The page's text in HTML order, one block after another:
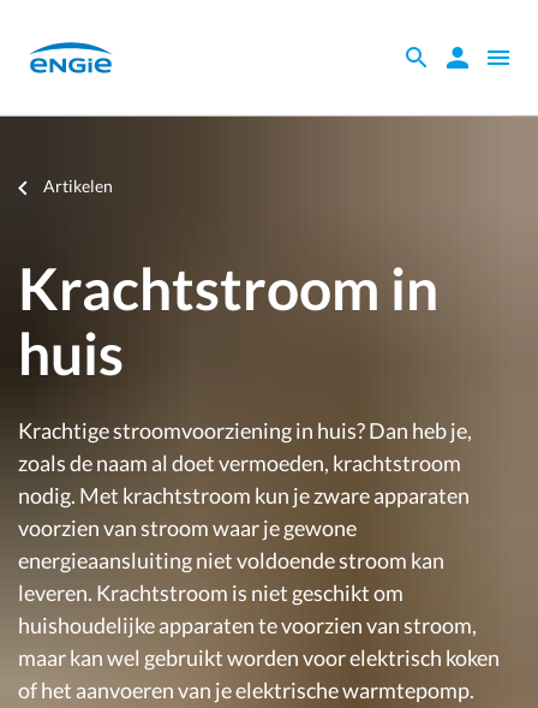
mainZoeken
de
Zoeken
Open
Je
Artikelen
Krachtstroom in
huis
Krachtige stroomvoorziening in huis? Dan heb je,
zoals de naam al doet vermoeden, krachtstroom
nodig. Met krachtstroom kun je zware apparaten
voorzien van stroom waar je gewone
energieaansluiting niet voldoende stroom kan
leveren. Krachtstroom is niet geschikt om
huishoudelijke apparaten te voorzien van stroom,
maar kan wel gebruikt worden voor elektrisch koken
of het aanvoeren van je elektrische warmtepomp.